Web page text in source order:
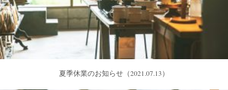
夏季休業のお知らせ （2021.07.13）